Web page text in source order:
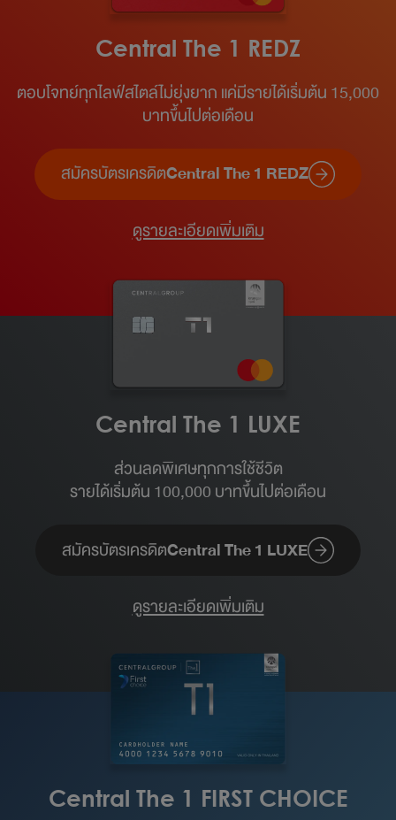
Central The 1 REDZ
ตอบโจทย์ทุกไลฟ์สไตล์ไม่ยุ่งยาก แค่มีรายได้เริ่มต้น 15,000
บาทขึ้นไปต่อเดือน​
สมัครบัตรเครดิตCentral The 1 REDZ
ดูรายละเอียดเพิ่มเติม
Central The 1 LUXE
ส่วนลดพิเศษทุกการใช้ชีวิต
รายได้เริ่มต้น 100,000 บาทขึ้นไปต่อเดือน​
สมัครบัตรเครดิตCentral The 1 LUXE
ดูรายละเอียดเพิ่มเติม
Central The 1 FIRST CHOICE